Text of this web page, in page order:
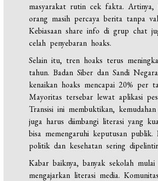
masyarakat rutin cek fakta. Artinya,
orang masih percaya berita tanpa
Kebiasaan share info di grup chat
celah penyebaran hoaks.
Selain itu, tren hoaks terus
tahun. Badan Siber dan Sandi
kenaikan hoaks mencapai 20% per
Mayoritas tersebar lewat aplikasi
Transisi ini membuktikan,
juga harus diimbangi literasi yang
bisa memengaruhi keputusan publik.
politik dan kesehatan sering
Kabar baiknya, banyak sekolah mulai
mengajarkan literasi media.